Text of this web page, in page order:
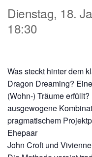
Dienstag, 18.
18:30
Was steckt hinter dem
Dragon Dreaming?
(Wohn-) Träume erfüllt?
ausgewogene
pragmatischem
Ehepaar
John Croft und